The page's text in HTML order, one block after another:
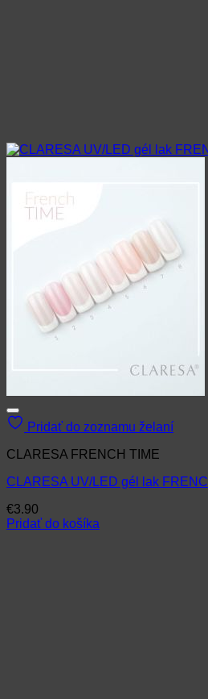
Pridať do zoznamu želaní
CLARESA FRENCH TIME
CLARESA UV/LED gél lak
€3.90
Pridať do košíka